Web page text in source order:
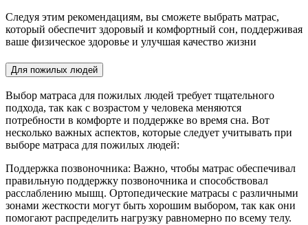
Следуя этим рекомендациям, вы сможете выбрать матрас,
который обеспечит здоровый и комфортный сон, поддерживая
ваше физическое здоровье и улучшая качество жизни
Для пожилых людей
Выбор матраса для пожилых людей требует тщательного
подхода, так как с возрастом у человека меняются
потребности в комфорте и поддержке во время сна. Вот
несколько важных аспектов, которые следует учитывать при
выборе матраса для пожилых людей:
Поддержка позвоночника: Важно, чтобы матрас обеспечивал
правильную поддержку позвоночника и способствовал
расслаблению мышц. Ортопедические матрасы с различными
зонами жесткости могут быть хорошим выбором, так как они
помогают распределить нагрузку равномерно по всему телу.